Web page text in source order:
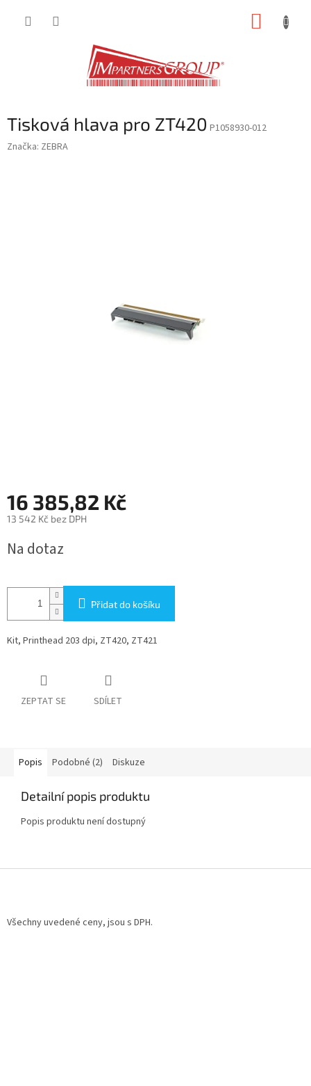
Tisková hlava pro ZT420 P1058930-012
Značka: ZEBRA
16 385,82 Kč
13 542 Kč bez DPH
cena:
Na dotaz
Přidat do košíku
Kit, Printhead 203 dpi, ZT420, ZT421
ZEPTAT SE SDÍLET
Popis Podobné (2) Diskuze
Detailní popis produktu
Popis produktu není dostupný
Všechny uvedené ceny, jsou s DPH.